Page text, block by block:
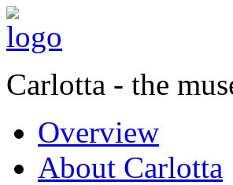
Carlotta - the
Overview
About Carlotta